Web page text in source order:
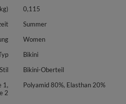
0,115
Summer
Women
Bikini
Stil
Bikini-Oberteil
1,
2
Polyamid 80%, Elasthan 20%